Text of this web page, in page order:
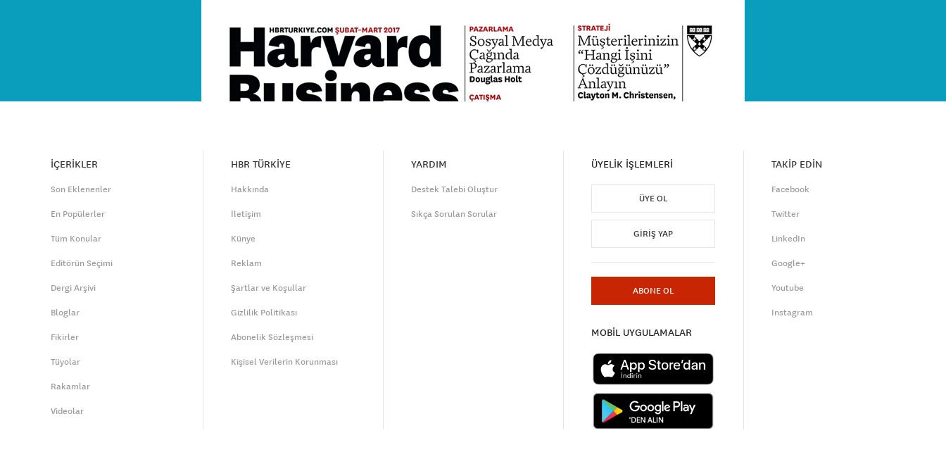
İÇERİKLER
Son Eklenenler
En Popülerler
Tüm Konular
Editörün Seçimi
Dergi Arşivi
Bloglar
Fikirler
Tüyolar
Rakamlar
Videolar
HBR TÜRKİYE
Hakkında
İletişim
Künye
Reklam
Şartlar ve Koşullar
Gizlilik Politikası
Abonelik Sözleşmesi
Kişisel Verilerin Korunması
YARDIM
Destek Talebi Oluştur
Sıkça Sorulan Sorular
ÜYELİK İŞLEMLERİ
ÜYE OL
GIRIŞ YAP
ABONE OL
MOBİL UYGULAMALAR
TAKİP EDİN
Facebook
Twitter
LinkedIn
Google+
Youtube
Instagram